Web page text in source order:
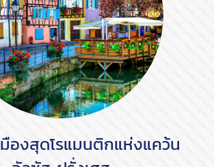
มืองสุดโรแมนติกแห่งแคว้น